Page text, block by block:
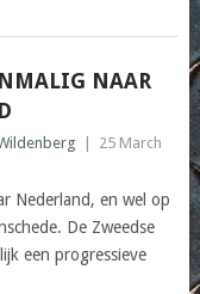
NAAR
25 March
Nederland, en wel op
De Zweedse
een progressieve